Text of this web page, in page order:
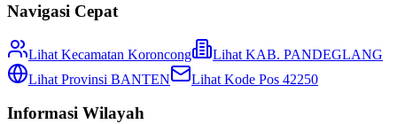
Navigasi Cepat
Lihat Kecamatan Koroncong Lihat KAB. PANDEGLANG
Lihat Provinsi BANTEN Lihat Kode Pos 42250
Informasi Wilayah